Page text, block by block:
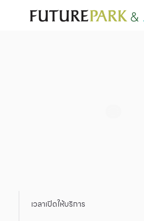
สำหรับนักท่องเที่ยว มีอะไรใหม่
Furniture
เวลาเปิดให้บริการ